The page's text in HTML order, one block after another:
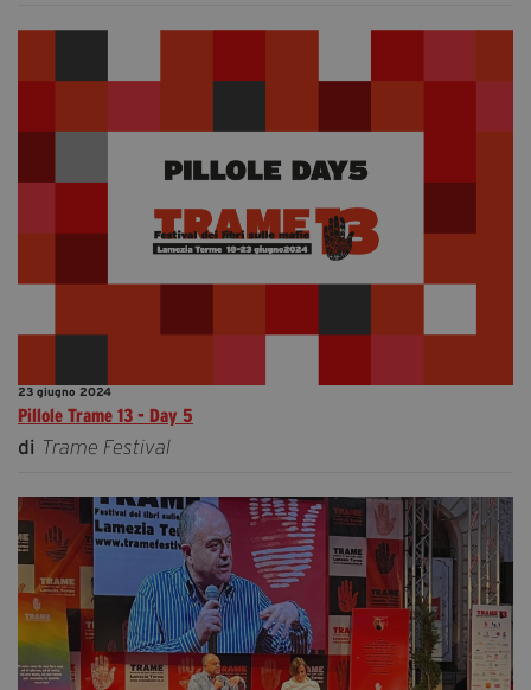
23 giugno 2024
Pillole Trame 13 - Day 5
di Trame Festival